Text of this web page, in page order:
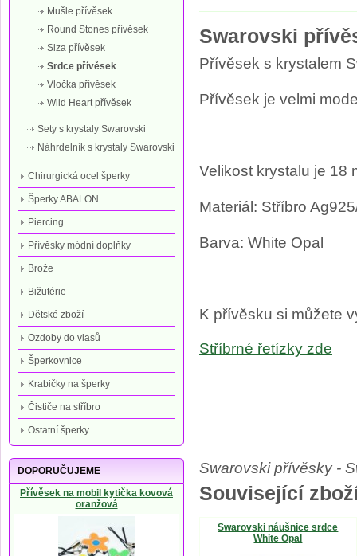
Swarovski
Přívěsek s krystalem
Přívěsek je velmi
Velikost krystalu je 18
Materiál: Stříbro
Barva: White Opal
K přívěsku si můžete
Stříbrné řetízky zde
Swarovski přívěsky -
Související
Swarovski náušnice srdce
White Opal
Mušle přívěsek
Round Stones přívěsek
Slza přívěsek
Srdce přívěsek
Vločka přívěsek
Wild Heart přívěsek
Sety s krystaly Swarovski
Náhrdelník s krystaly Swarovski
Chirurgická ocel šperky
Šperky ABALON
Piercing
Přívěsky módní doplňky
Brože
Bižutérie
Dětské zboží
Ozdoby do vlasů
Šperkovnice
Krabičky na šperky
Čističe na stříbro
Ostatní šperky
DOPORUČUJEME
Přívěsek na mobil kytička kovová
oranžová